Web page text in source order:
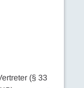
(§ 33